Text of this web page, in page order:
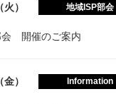
） 地域ISP部会
会 開催のご案内
） Information